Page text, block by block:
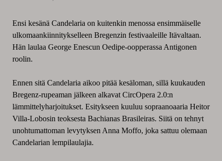
Ensi kesänä Candelaria on kuitenkin menossa ensimmäiselle
ulkomaankiinnitykselleen Bregenzin festivaaleille Itävaltaan.
Hän laulaa George Enescun Oedipe-oopperassa Antigonen
roolin.
Ennen sitä Candelaria aikoo pitää kesäloman, sillä kuukauden
Bregenz-rupeaman jälkeen alkavat CircOpera 2.0:n
lämmittelyharjoitukset. Esitykseen kuuluu sopraanoaaria Heitor
Villa-Lobosin teoksesta Bachianas Brasileiras. Siitä on tehnyt
unohtumattoman levytyksen Anna Moffo, joka sattuu olemaan
Candelarian lempilaulajia.